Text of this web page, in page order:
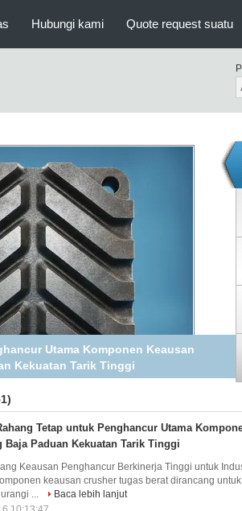
Hubungi kami Quote request suatu
Utama Komponen Keausan
Kekuatan Tarik Tinggi
Tetap untuk Penghancur Utama
Baja Paduan Kekuatan Tarik Tinggi
Keausan Penghancur Berkinerja Tinggi untuk
keausan crusher tugas berat dirancang
...
Baca lebih lanjut